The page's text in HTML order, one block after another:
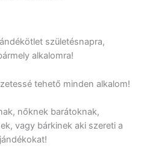
születésnapra,
alkalomra!
tehető minden alkalom!
nőknek barátoknak,
vagy bárkinek aki szereti a